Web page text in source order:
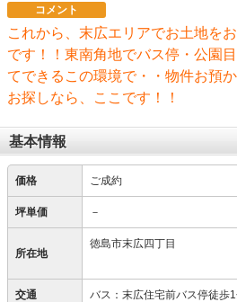
コメント
これから、末広エリアでお土地を
です！！東南角地でバス停・公園
てできるこの環境で・・物件お預
お探しなら、ここです！！
基本情報
価格 ご成約
坪単価 －
所在地
徳島市末広四丁目
交通 バス：末広住宅前バス停徒歩